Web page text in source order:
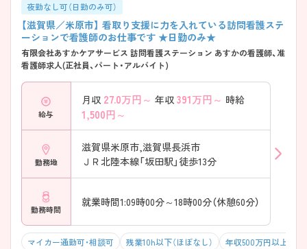
夜勤なし可（日勤のみ可）
【滋賀県／米原市】 看取り支援に力を入れている訪問看護ステ
ーションで看護師のお仕事です ★日勤のみ★
有限会社あすかケアサービス 訪問看護ステーション あすかの看護師、准
看護師求人(正社員、パート・アルバイト)
給与
月収 27.0万円～ 年収 391万円～ 時給
1,500円～
勤務地
滋賀県米原市,滋賀県長浜市
ＪＲ北陸本線「坂田駅」徒歩13分
勤務時間
就業時間1:09時00分～18時00分（休憩60分）
マイカー通勤可・相談可 残業10h以下（ほぼなし） 年収500万円以上可